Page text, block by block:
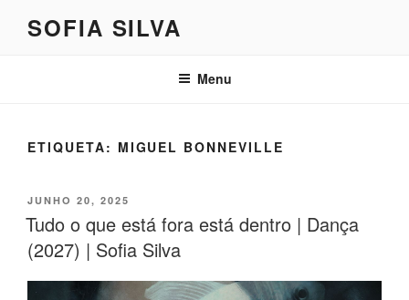
SOFIA SILVA
Menu
ETIQUETA: MIGUEL BONNEVILLE
PUBLICADO
EM
JUNHO 20, 2025
Tudo o que está fora está dentro | Dança
(2027) | Sofia Silva